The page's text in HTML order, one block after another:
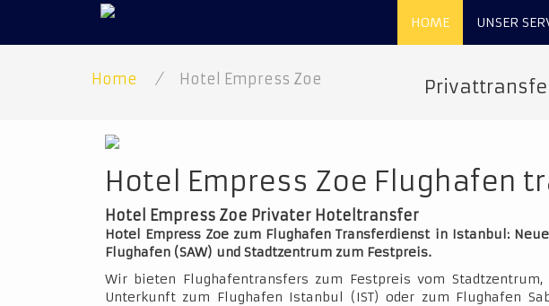
HOME UNSER
Home / Hotel Empress Zoe
Hotel Empress Zoe Flughafen
Hotel Empress Zoe Privater Hoteltransfer
Hotel Empress Zoe zum Flughafen Transferdienst in Istanbul:
Flughafen (SAW) und Stadtzentrum zum Festpreis.
Wir bieten Flughafentransfers zum Festpreis vom
Unterkunft zum Flughafen Istanbul (IST) oder zum Flughafen